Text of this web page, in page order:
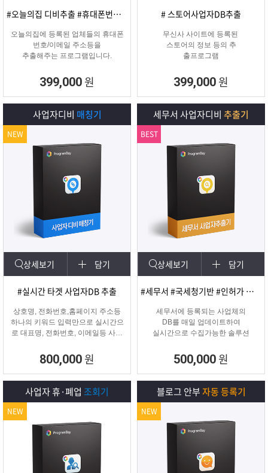
#오늘의집 디비추출 #휴대폰번호/이메일
오늘의집에 등록된 업체들의 휴대폰
번호/이메일 주소등을
추출해주는 프로그램입니다.
399,000 원
# 스토어사업자DB추출
무신사 사이트에 등록된
스토어의 정보 등의 추
출프로그램
399,000 원
사업자디비 매칭기
상세보기 담기
#실시간 타겟 사업자DB 추출
상호명, 전화번호,홈페이지 주소등
하나의 키워드 입력만으로 실시간으
로 대표명, 전화번호, 이메일등 사업
800,000 원
NEW
세무서 사업자디비 추출기
상세보기 담기
#세무서 #국세청기반 #인허가 개업·신규 사업자디비
세무서에 등록되는 사업체의
DB를 매일 업데이트하여
실시간으로 수집가능한 솔루션
500,000 원
BEST
사업자 휴·폐업 조회기
NEW
블로그 안부자동 등록기
NEW